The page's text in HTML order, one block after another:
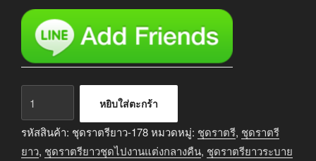
ชุด
ราตรี
ยาว
หยิบใส่ตะกร้า
รหัสสินค้า: ชุดราตรียาว-178หมวดหมู่: ชุดราตรี, ชุดราตรี
ยาว, ชุดราตรียาวชุดไปงานแต่งกลางคืน, ชุดราตรียาวระบาย